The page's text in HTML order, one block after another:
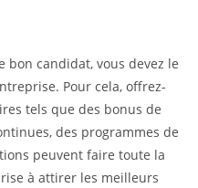
bon candidat, vous devez le
Pour cela, offrez-
tels que des bonus de
des programmes de
peuvent faire toute la
à attirer les meilleurs